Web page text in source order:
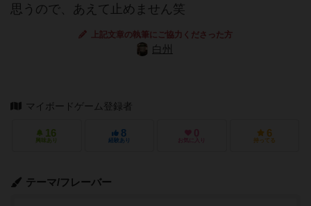
思うので、あえて止めません笑
上記文章の執筆にご協力くださった方
白州
マイボードゲーム登録者
16
興味あり
8
経験あり
0
お気に入り
6
持ってる
テーマ/フレーバー